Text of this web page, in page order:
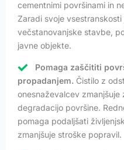
cementnimi površinami in
Zaradi svoje
večstanovanjske stavbe,
javne objekte.
Pomaga zaščititi
propadanjem. Čistilo z
onesnaževalcev
degradacijo površine.
pomaga podaljšati
zmanjšuje stroške popravil.